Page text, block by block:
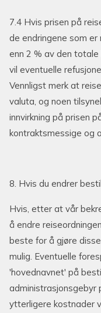
7.4 Hvis prisen på
de endringene som er
enn 2 % av den
vil eventuelle
Vennligst merk at
valuta, og noen
innvirkning på prisen
kontraktsmessige og
8. Hvis du endrer
Hvis, etter at vår
å endre
beste for å gjøre
mulig. Eventuelle
'hovednavnet' på
administrasjonsgebyr
ytterligere kostnader